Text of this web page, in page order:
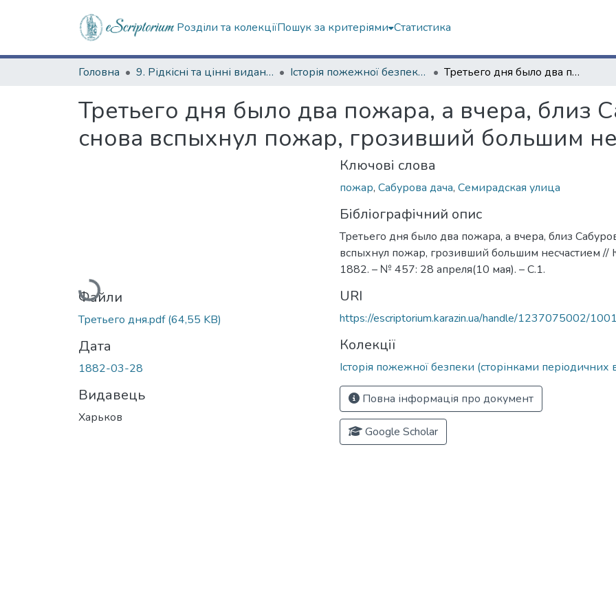
Розділи та колекціїПошук за критеріями Статистика
Головна 9. Рідкісні та цінні видання Історія пожежної безпеки (сторінками періодичних видань) Третьего дня было два пожара, а вчера, близ Сабуровой дачи, снова вспыхнул пожар, грозивший большим несчастием
Третьего дня было два пожара, а вчера, близ
снова вспыхнул пожар, грозивший большим
Вантажиться...
Файли
Третьего дня.pdf(64,55 KB)
Дата
1882-03-28
Видавець
Харьков
Ключові слова
пожар, Сабурова дача, Семирадская улица
Бібліографічний опис
Третьего дня было два пожара, а вчера, близ
вспыхнул пожар, грозивший большим несчастием
1882. – № 457: 28 апреля(10 мая). – С.1.
URI
https://escriptorium.karazin.ua/handle/1237075002/
Колекції
Історія пожежної безпеки (сторінками періодичних
Повна інформація про документ
Google Scholar